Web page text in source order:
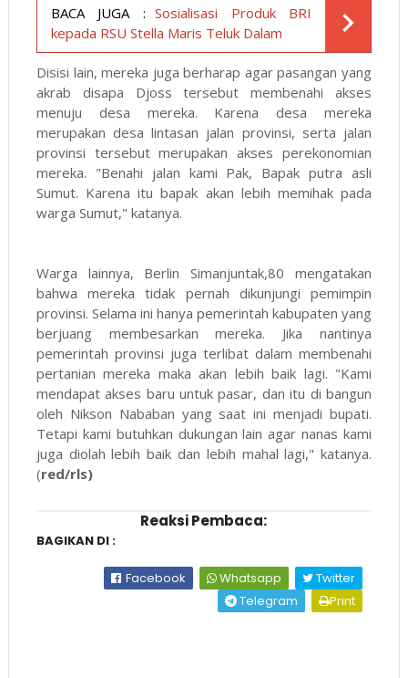
BACA JUGA : Sosialisasi Produk BRI
kepada RSU Stella Maris Teluk Dalam
Disisi lain, mereka juga berharap agar pasangan yang
akrab disapa Djoss tersebut membenahi akses
menuju desa mereka. Karena desa mereka
merupakan desa lintasan jalan provinsi, serta jalan
provinsi tersebut merupakan akses perekonomian
mereka. "Benahi jalan kami Pak, Bapak putra asli
Sumut. Karena itu bapak akan lebih memihak pada
warga Sumut," katanya.
Warga lainnya, Berlin Simanjuntak,80 mengatakan
bahwa mereka tidak pernah dikunjungi pemimpin
provinsi. Selama ini hanya pemerintah kabupaten yang
berjuang membesarkan mereka. Jika nantinya
pemerintah provinsi juga terlibat dalam membenahi
pertanian mereka maka akan lebih baik lagi. "Kami
mendapat akses baru untuk pasar, dan itu di bangun
oleh Nikson Nababan yang saat ini menjadi bupati.
Tetapi kami butuhkan dukungan lain agar nanas kami
juga diolah lebih baik dan lebih mahal lagi," katanya.
(red/rls)
Reaksi Pembaca:
BAGIKAN DI :
Facebook Whatsapp
Twitter
Telegram
Print